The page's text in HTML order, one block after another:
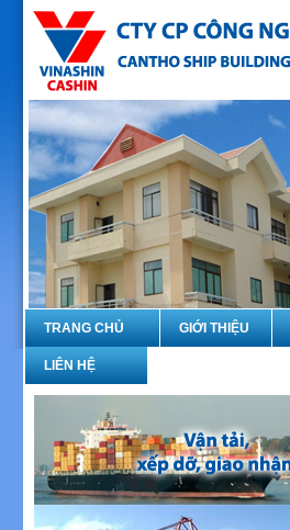
TRANG CHỦ GIỚI THIỆU
LIÊN HỆ